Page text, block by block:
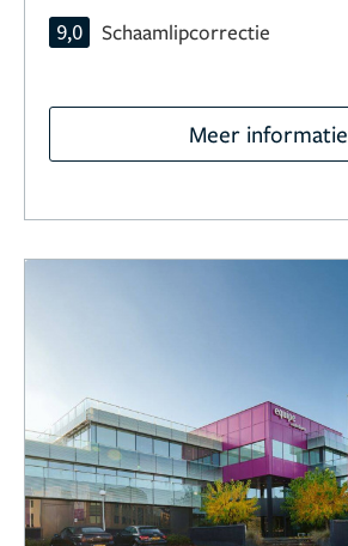
9,0 Schaamlipcorrectie
Meer informatie